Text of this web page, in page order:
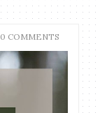
0 COMMENTS